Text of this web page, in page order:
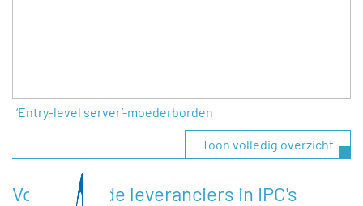
‘Entry-level server’-moederborden
Toon volledig overzicht
Voorgestelde leveranciers in IPC's